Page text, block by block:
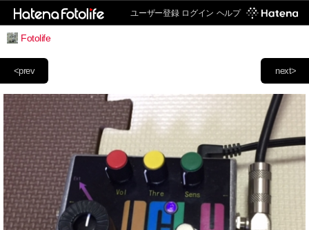
ユーザー登録 ログイン ヘルプ
Fotolife
next>
<prev